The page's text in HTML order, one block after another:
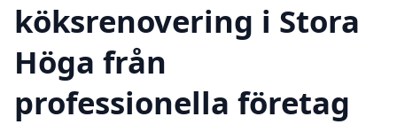
köksrenovering i Stora
Höga från
professionella företag